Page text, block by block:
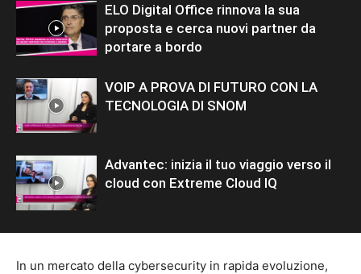
ELO Digital Office rinnova la sua
proposta e cerca nuovi partner da
portare a bordo
VOIP A PROVA DI FUTURO CON LA
TECNOLOGIA DI SNOM
Advantec: inizia il tuo viaggio verso il
cloud con Extreme Cloud IQ
In un mercato della cybersecurity in rapida evoluzione,